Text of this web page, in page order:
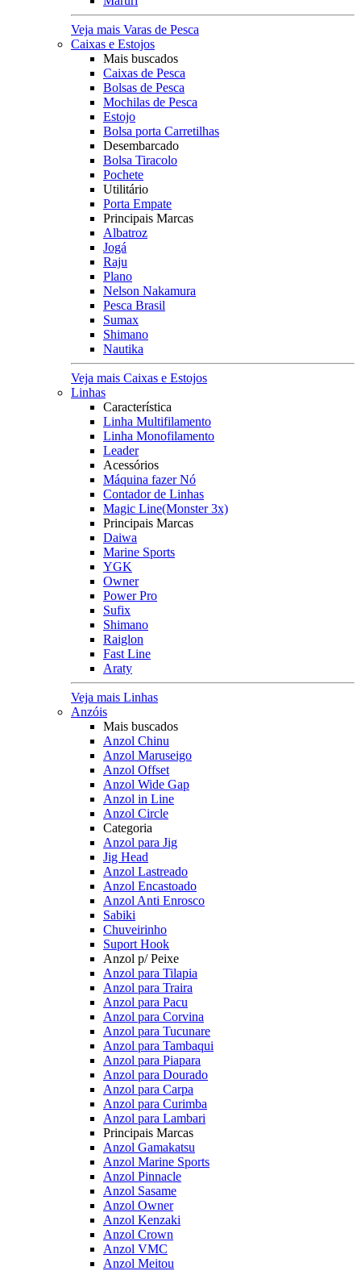
Veja mais Varas de Pesca
Caixas e Estojos
Mais buscados
Caixas de Pesca
Bolsas de Pesca
Mochilas de Pesca
Estojo
Bolsa porta Carretilhas
Desembarcado
Bolsa Tiracolo
Pochete
Utilitário
Porta Empate
Principais Marcas
Albatroz
Jogá
Raju
Plano
Nelson Nakamura
Pesca Brasil
Sumax
Shimano
Nautika
Veja mais Caixas e Estojos
Linhas
Característica
Linha Multifilamento
Linha Monofilamento
Leader
Acessórios
Máquina fazer Nó
Contador de Linhas
Magic Line(Monster 3x)
Principais Marcas
Daiwa
Marine Sports
YGK
Owner
Power Pro
Sufix
Shimano
Raiglon
Fast Line
Araty
Veja mais Linhas
Anzóis
Mais buscados
Anzol Chinu
Anzol Maruseigo
Anzol Offset
Anzol Wide Gap
Anzol in Line
Anzol Circle
Categoria
Anzol para Jig
Jig Head
Anzol Lastreado
Anzol Encastoado
Anzol Anti Enrosco
Sabiki
Chuveirinho
Suport Hook
Anzol p/ Peixe
Anzol para Tilapia
Anzol para Traira
Anzol para Pacu
Anzol para Corvina
Anzol para Tucunare
Anzol para Tambaqui
Anzol para Piapara
Anzol para Dourado
Anzol para Carpa
Anzol para Curimba
Anzol para Lambari
Principais Marcas
Anzol Gamakatsu
Anzol Marine Sports
Anzol Pinnacle
Anzol Sasame
Anzol Owner
Anzol Kenzaki
Anzol Crown
Anzol VMC
Anzol Meitou